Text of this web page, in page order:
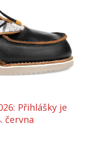
Přihlášky je
června